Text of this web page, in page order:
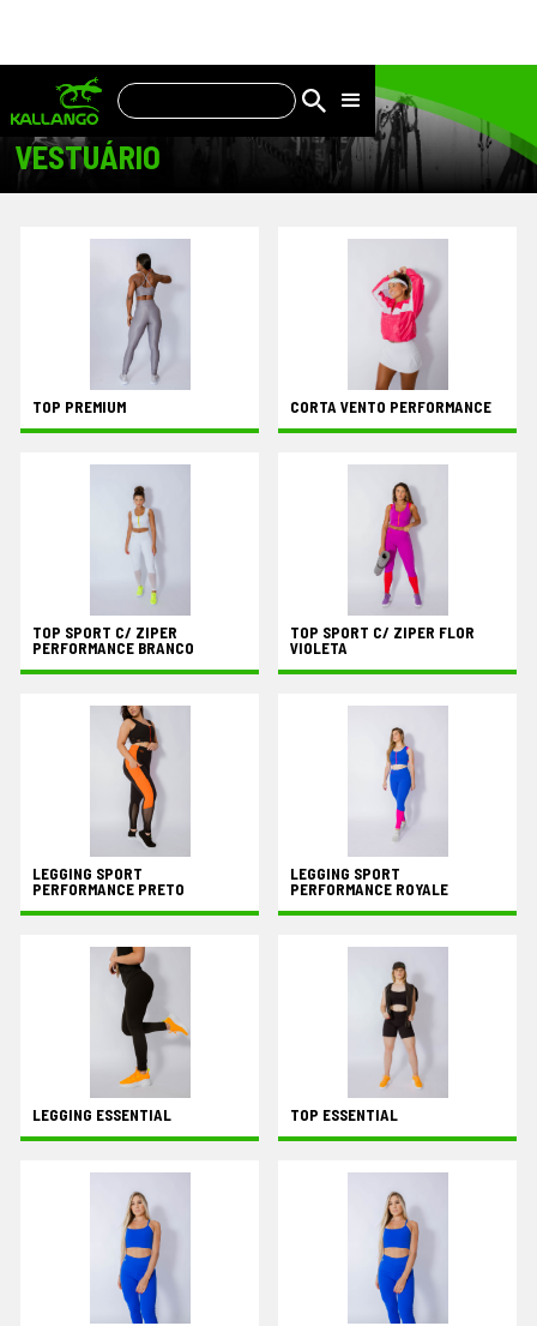
VESTUÁRIO
TOP PREMIUM CORTA VENTO PERFORMANCE
TOP SPORT C/ ZIPER
PERFORMANCE BRANCO
TOP SPORT C/ ZIPER FLOR
VIOLETA
LEGGING SPORT
PERFORMANCE PRETO
LEGGING SPORT
PERFORMANCE ROYALE
LEGGING ESSENTIAL TOP ESSENTIAL